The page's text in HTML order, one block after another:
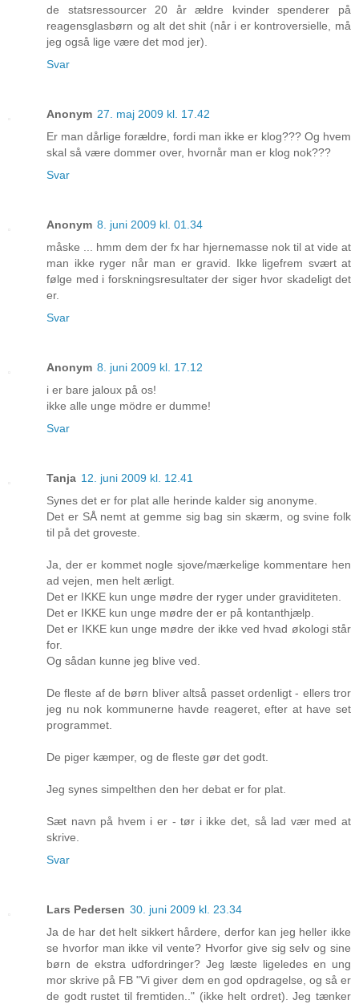
de statsressourcer 20 år ældre kvinder spenderer på
reagensglasbørn og alt det shit (når i er kontroversielle, må
jeg også lige være det mod jer).
Svar
Anonym 27. maj 2009 kl. 17.42
Er man dårlige forældre, fordi man ikke er klog??? Og hvem
skal så være dommer over, hvornår man er klog nok???
Svar
Anonym 8. juni 2009 kl. 01.34
måske ... hmm dem der fx har hjernemasse nok til at vide at
man ikke ryger når man er gravid. Ikke ligefrem svært at
følge med i forskningsresultater der siger hvor skadeligt det
er.
Svar
Anonym 8. juni 2009 kl. 17.12
i er bare jaloux på os!
ikke alle unge mödre er dumme!
Svar
Tanja 12. juni 2009 kl. 12.41
Synes det er for plat alle herinde kalder sig anonyme.
Det er SÅ nemt at gemme sig bag sin skærm, og svine folk
til på det groveste.
Ja, der er kommet nogle sjove/mærkelige kommentare hen
ad vejen, men helt ærligt.
Det er IKKE kun unge mødre der ryger under graviditeten.
Det er IKKE kun unge mødre der er på kontanthjælp.
Det er IKKE kun unge mødre der ikke ved hvad økologi står
for.
Og sådan kunne jeg blive ved.
De fleste af de børn bliver altså passet ordenligt - ellers tror
jeg nu nok kommunerne havde reageret, efter at have set
programmet.
De piger kæmper, og de fleste gør det godt.
Jeg synes simpelthen den her debat er for plat.
Sæt navn på hvem i er - tør i ikke det, så lad vær med at
skrive.
Svar
Lars Pedersen 30. juni 2009 kl. 23.34
Ja de har det helt sikkert hårdere, derfor kan jeg heller ikke
se hvorfor man ikke vil vente? Hvorfor give sig selv og sine
børn de ekstra udfordringer? Jeg læste ligeledes en ung
mor skrive på FB "Vi giver dem en god opdragelse, og så er
de godt rustet til fremtiden.." (ikke helt ordret). Jeg tænker